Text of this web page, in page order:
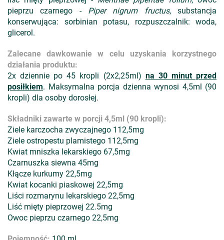
pieprzu czarnego - Piper nigrum fructus, substancja
konserwująca: sorbinian potasu, rozpuszczalnik: woda,
glicerol.
Zalecane dawkowanie w celu uzyskania korzystnego
działania produktu:
2x dziennie po 45 kropli (2x2,25ml) na 30 minut przed
posiłkiem. Maksymalna porcja dzienna wynosi 4,5ml (90
kropli) dla osoby dorosłej.
Składniki zawarte w porcji 4,5ml (90 kropli):
Ziele karczocha zwyczajnego 112,5mg
Ziele ostropestu plamistego 112,5mg
Kwiat mniszka lekarskiego 67,5mg
Czarnuszka siewna 45mg
Kłącze kurkumy 22,5mg
Kwiat kocanki piaskowej 22,5mg
Liści rozmarynu lekarskiego 22,5mg
Liść mięty pieprzowej 22.5mg
Owoc pieprzu czarnego 22,5mg